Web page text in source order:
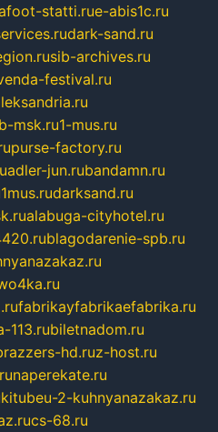
statti.rue-abis1c.ru
dark-sand.ru
sib-archives.ru
festival.ru
msk.ru1-mus.ru
purse-factory.ru
adler-jun.rubandamn.ru
1mus.rudarksand.ru
alabuga-cityhotel.ru
blagodarenie-spb.ru
fabrikayfabrikaefabrika.ru
113.rubiletnadom.ru
hd.ruz-host.ru
naperekate.ru
kitubeu-2-kuhnyanazakaz.ru
cs-68.ru